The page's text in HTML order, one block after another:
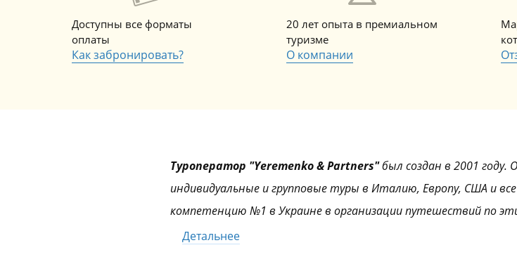
Доступны все форматы
оплаты
Как забронировать?
20 лет опыта в премиальном
туризме
О компании
Туроператор "Yeremenko & Partners"был создан в 2001 году.
индивидуальные и групповые туры в Италию, Европу, США и
компетенцию №1 в Украине в организации путешествий по
Детальнее